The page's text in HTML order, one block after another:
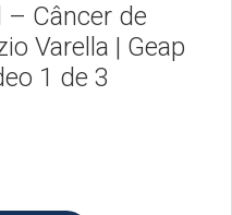
– Câncer de
Varella | Geap
1 de 3